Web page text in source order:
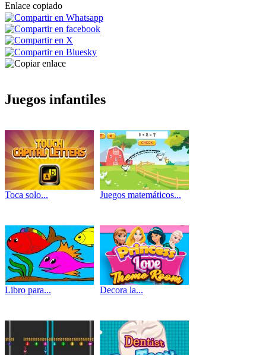
Enlace copiado
Juegos infantiles
Toca solo... Juegos matemáticos...
Libro para... Decora la...